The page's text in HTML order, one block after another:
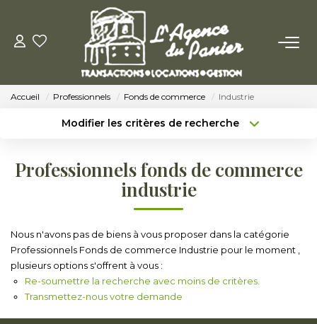
ACHETER
Nos Conseils Pour Acquérir
LOUER
Louer
Nos Conseils Aux Locataires
VENDRE
Accueil Professionnels Fonds de commerce Industrie
Modifier les critères de recherche
Sélectionnez...
Type de bien
Surface min
Créer une alerte
Professionnels fonds de commerce
industrie
Nous n'avons pas de biens à vous proposer dans la catégorie
Professionnels Fonds de commerce Industrie pour le moment ,
plusieurs options s'offrent à vous :
Re-soumettre la recherche avec moins de critères.
Transmettez-nous votre demande